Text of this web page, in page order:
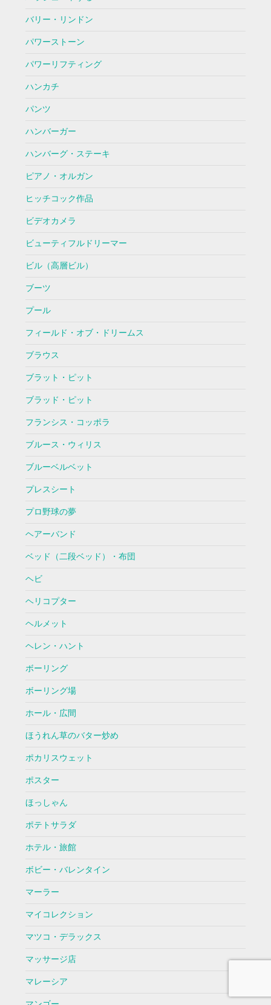
バリー・リンドン
パワーストーン
パワーリフティング
ハンカチ
パンツ
ハンバーガー
ハンバーグ・ステーキ
ピアノ・オルガン
ヒッチコック作品
ビデオカメラ
ビューティフルドリーマー
ビル（高層ビル）
ブーツ
プール
フィールド・オブ・ドリームス
ブラウス
ブラット・ピット
ブラッド・ピット
フランシス・コッポラ
ブルース・ウィリス
ブルーベルベット
プレスシート
プロ野球の夢
ヘアーバンド
ベッド（二段ベッド）・布団
ヘビ
ヘリコプター
ヘルメット
ヘレン・ハント
ボーリング
ボーリング場
ホール・広間
ほうれん草のバター炒め
ポカリスウェット
ポスター
ほっしゃん
ポテトサラダ
ホテル・旅館
ボビー・バレンタイン
マーラー
マイコレクション
マツコ・デラックス
マッサージ店
マレーシア